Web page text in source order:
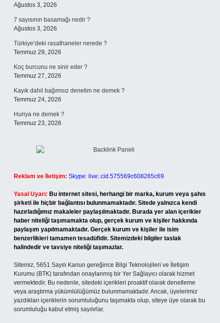
Ağustos 3, 2026
7 sayısının basamağı nedir ?
Ağustos 3, 2026
Türkiye’deki rasathaneler nerede ?
Temmuz 29, 2026
Koç burcunu ne sinir eder ?
Temmuz 27, 2026
Kayık dahil bağımsız denetim ne demek ?
Temmuz 24, 2026
Huriya ne demek ?
Temmuz 23, 2026
Reklam ve İletişim: Skype: live:.cid.575569c608265c69
Yasal Uyarı: Bu internet sitesi, herhangi bir marka, kurum veya şahıs
şirketi ile hiçbir bağlantısı bulunmamaktadır. Sitede yalnızca kendi
hazırladığımız makaleler paylaşılmaktadır. Burada yer alan içerikler
haber niteliği taşımamakta olup, gerçek kurum ve kişiler hakkında
paylaşım yapılmamaktadır. Gerçek kurum ve kişiler ile isim
benzerlikleri tamamen tesadüfidir. Sitemizdeki bilgiler taslak
halindedir ve tavsiye niteliği taşımazlar.
Sitemiz, 5651 Sayılı Kanun gereğince Bilgi Teknolojileri ve İletişim
Kurumu (BTK) tarafından onaylanmış bir Yer Sağlayıcı olarak hizmet
vermektedir. Bu nedenle, sitedeki içerikleri proaktif olarak denetleme
veya araştırma yükümlülüğümüz bulunmamaktadır. Ancak, üyelerimiz
yazdıkları içeriklerin sorumluluğunu taşımakta olup, siteye üye olarak bu
sorumluluğu kabul etmiş sayılırlar.